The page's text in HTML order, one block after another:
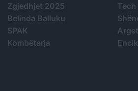
Zgjedhjet 2025
Belinda Balluku
SPAK
Kombëtarja
Tech